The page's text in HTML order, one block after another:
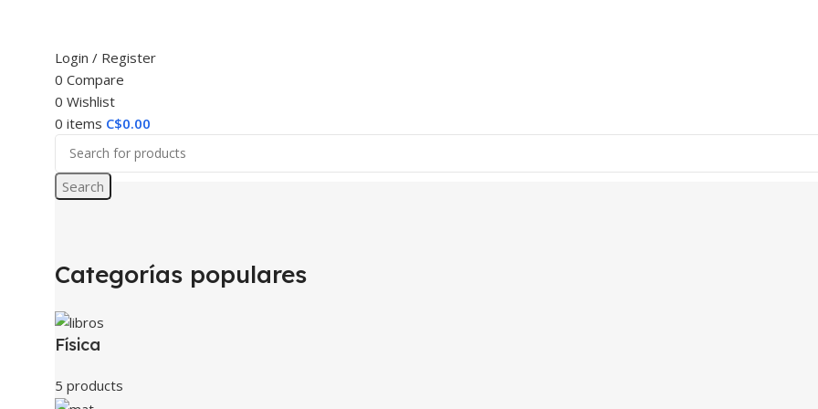
Login / Register
0 Compare
0 Wishlist
0 items C$0.00
Search
Categorías populares
Física
5 products